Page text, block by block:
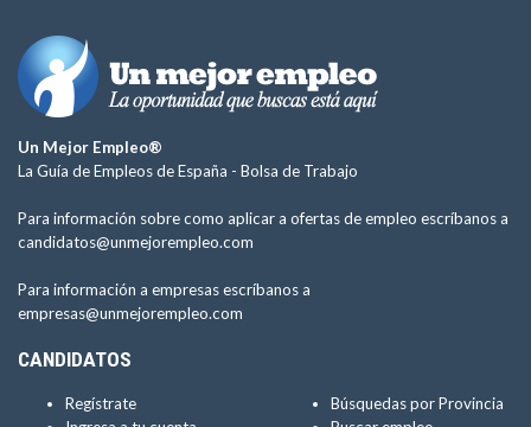
Un Mejor Empleo®
La Guía de Empleos de España - Bolsa de Trabajo
Para información sobre como aplicar a ofertas de empleo escríbanos a
candidatos@unmejorempleo.com
Para información a empresas escríbanos a
empresas@unmejorempleo.com
CANDIDATOS
Regístrate
Búsquedas por Provincia